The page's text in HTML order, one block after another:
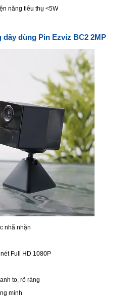
năng tiêu thụ <5W
dây dùng Pin Ezviz BC2 2MP
nhã nhặn
Full HD 1080P
to, rõ ràng
minh